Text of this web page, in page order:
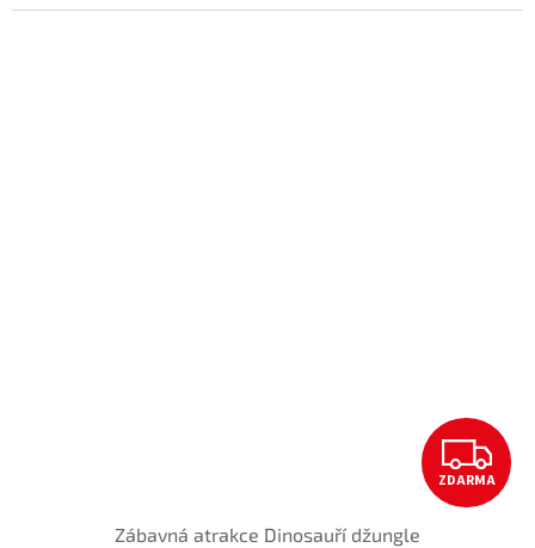
Z
D
ZDARMA
Zábavná atrakce Dinosauří džungle